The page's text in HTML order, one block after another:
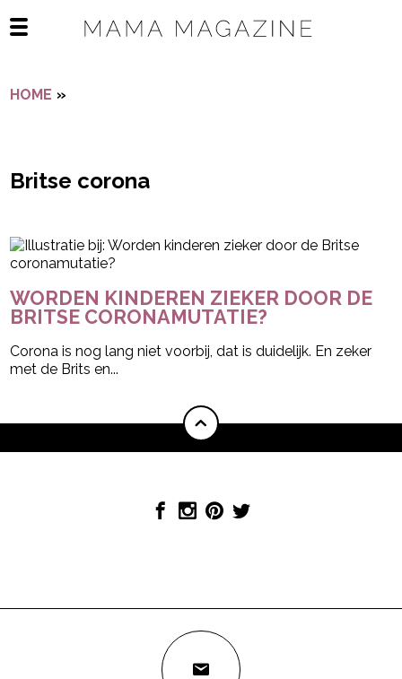
Open het mobiele menu
HOME »
Britse corona
WORDEN KINDEREN ZIEKER DOOR DE
BRITSE CORONAMUTATIE?
Corona is nog lang niet voorbij, dat is duidelijk. En zeker
met de Brits en...